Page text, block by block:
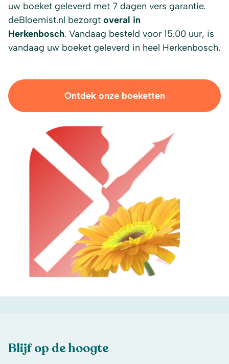
uw boeket geleverd met 7 dagen vers garantie.
deBloemist.nl bezorgt overal in
Herkenbosch. Vandaag besteld voor 15.00 uur, is
vandaag uw boeket geleverd in heel Herkenbosch.
Ontdek onze boeketten
Blijf op de hoogte